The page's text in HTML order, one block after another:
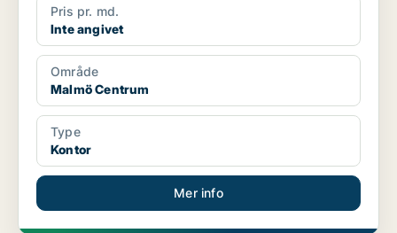
Pris pr. md.
Inte angivet
Område
Malmö Centrum
Type
Kontor
Mer info